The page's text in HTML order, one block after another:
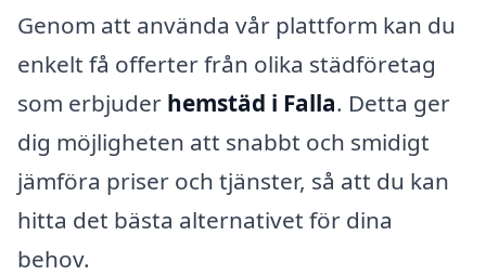
Genom att använda vår plattform kan du
enkelt få offerter från olika städföretag
som erbjuder hemstäd i Falla. Detta ger
dig möjligheten att snabbt och smidigt
jämföra priser och tjänster, så att du kan
hitta det bästa alternativet för dina
behov.